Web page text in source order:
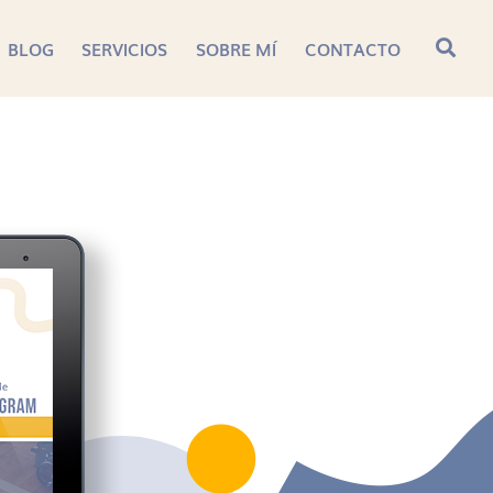
BLOG SERVICIOS SOBRE MÍ CONTACTO